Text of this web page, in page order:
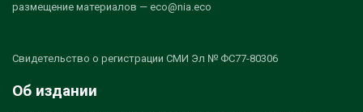
размещение материалов — eco@nia.eco
Свидетельство о регистрации СМИ Эл № ФС77-80306
Об издании